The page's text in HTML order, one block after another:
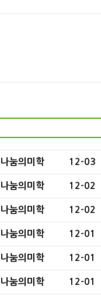
나눔의미학 12-03
나눔의미학 12-02
나눔의미학 12-02
나눔의미학 12-01
나눔의미학 12-01
나눔의미학 12-01